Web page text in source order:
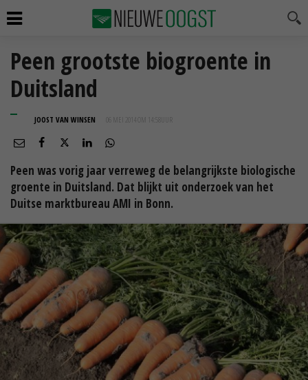
Peen grootste biogroente in
Duitsland
JOOST VAN WINSEN 06 MEI 2014 OM 14:58
Peen was vorig jaar verreweg de belangrijkste biologische
groente in Duitsland. Dat blijkt uit onderzoek van het
Duitse marktbureau AMI in Bonn.